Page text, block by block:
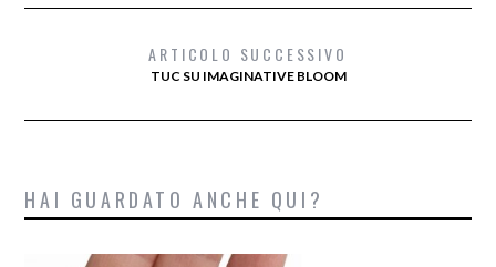
ARTICOLO SUCCESSIVO
TUC SU IMAGINATIVE BLOOM
HAI GUARDATO ANCHE QUI?